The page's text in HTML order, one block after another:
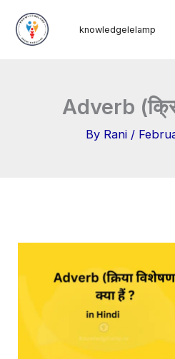
knowledgelelamp
Adverb
By Rani /